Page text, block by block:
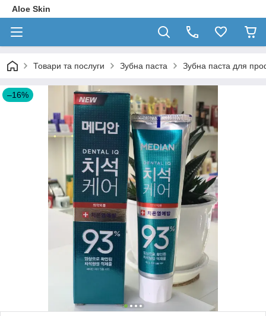
Aloe Skin
Товари та послуги Зубна паста Зубна паста для
–16%